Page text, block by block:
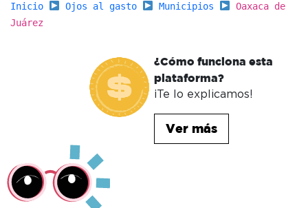
Inicio Ojos al gasto Municipios
Oaxaca de
Juárez
¿Cómo funciona esta
plataforma?
¡Te lo explicamos!
Ver más